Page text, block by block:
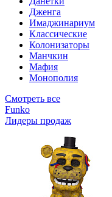
Дженга
Имаджинариум
Классические
Колонизаторы
Манчкин
Мафия
Монополия
Смотреть все
Funko
Лидеры продаж